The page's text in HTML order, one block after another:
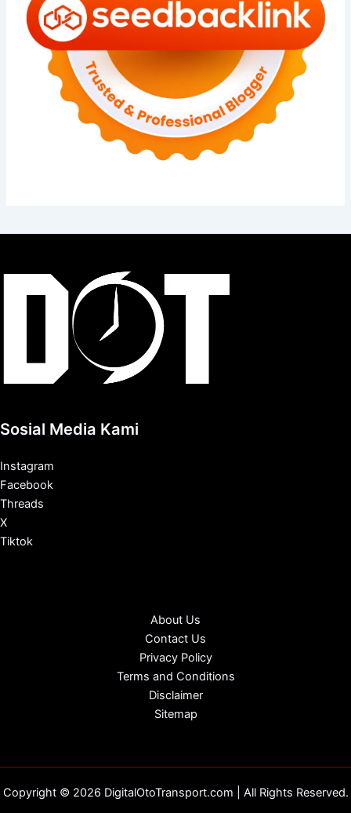
Sosial Media Kami
Instagram
Facebook
Threads
X
Tiktok
About Us
Contact Us
Privacy Policy
Terms and Conditions
Disclaimer
Sitemap
Copyright © 2026 DigitalOtoTransport.com | All Rights Reserved.